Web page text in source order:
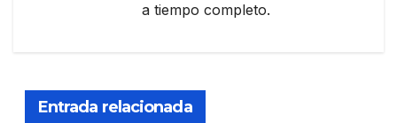
a tiempo completo.
Entrada relacionada